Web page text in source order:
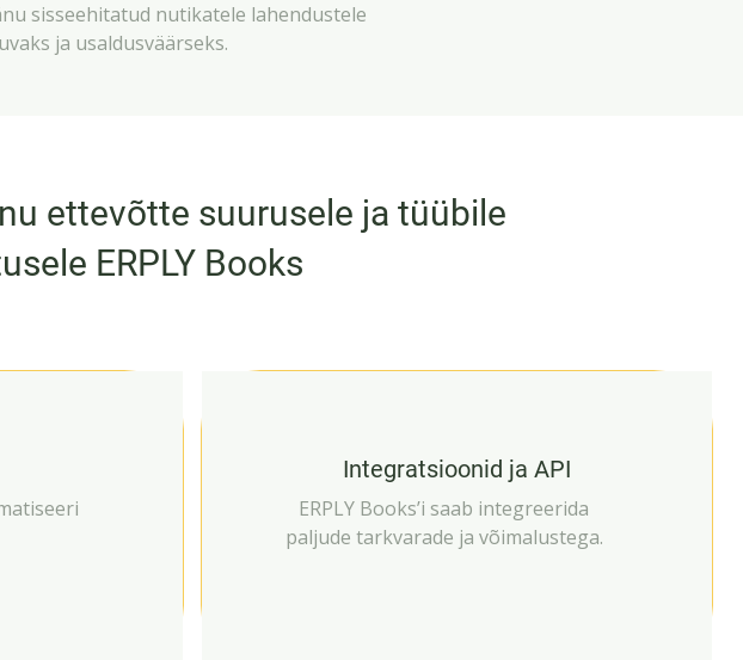
sisseehitatud nutikatele lahendustele
ja usaldusväärseks.
ettevõtte suurusele ja tüübile
ERPLY Books
Integratsioonid ja API
ERPLY Books’i saab integreerida
paljude tarkvarade ja võimalustega.